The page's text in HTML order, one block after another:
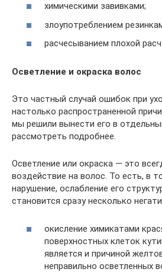
химическими завивками;
злоупотреблением
расчесыванием плохой
Осветление и окраска волос
Это частный случай ошибок при
настолько распространенной
мы решили вынести его в
рассмотреть подробнее.
Осветление или окраска — это
воздействие на волос. То есть, в
нарушение, ослабление его
становится сразу несколько
окисление химикатами
поверхностных клеток
является и причиной
неправильно осветленных